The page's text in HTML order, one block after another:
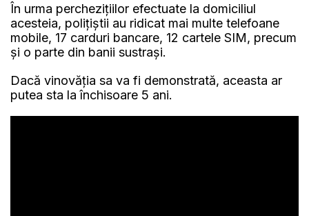
În urma perchezițiilor efectuate la domiciliul
acesteia, polițiștii au ridicat mai multe telefoane
mobile, 17 carduri bancare, 12 cartele SIM, precum
și o parte din banii sustrași.
Dacă vinovăția sa va fi demonstrată, aceasta ar
putea sta la închisoare 5 ani.